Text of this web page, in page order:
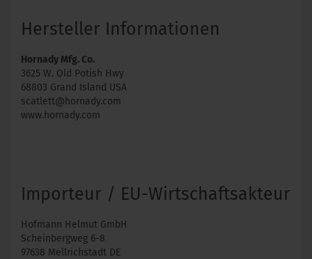
Hersteller Informationen
Hornady Mfg. Co.
3625 W. Old Potish Hwy
68803 Grand Island USA
scatlett@hornady.com
www.hornady.com
Importeur / EU-Wirtschaftsakteur
Hofmann Helmut GmbH
Scheinbergweg 6-8
97638 Mellrichstadt DE